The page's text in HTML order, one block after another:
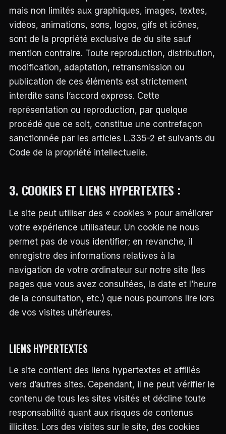
mais non limités aux graphiques, images, textes,
vidéos, animations, sons, logos, gifs et icônes,
sont de la propriété exclusive de du site sauf
mention contraire. Toute reproduction, distribution,
modification, adaptation, retransmission ou
publication de ces éléments est strictement
interdite sans l’accord express. Cette
représentation ou reproduction, par quelque
procédé que ce soit, constitue une contrefaçon
sanctionnée par les articles L.335-2 et suivants du
Code de la propriété intellectuelle.
3. COOKIES ET LIENS HYPERTEXTES :
Le site peut utiliser des « cookies » pour améliorer
votre expérience utilisateur. Un cookie ne nous
permet pas de vous identifier; en revanche, il
enregistre des informations relatives à la
navigation de votre ordinateur sur notre site (les
pages que vous avez consultées, la date et l’heure
de la consultation, etc.) que nous pourrons lire lors
de vos visites ultérieures.
LIENS HYPERTEXTES
Le site contient des liens hypertextes et affiliés
vers d’autres sites. Cependant, il ne peut vérifier le
contenu de tous les sites visités et décline toute
responsabilité quant aux risques de contenus
illicites. Lors des visites sur le site, des cookies